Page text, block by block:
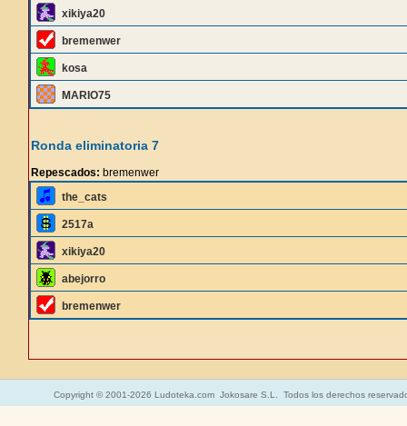
xikiya20
bremenwer
kosa
MARIO75
Ronda eliminatoria 7
Repescados: bremenwer
the_cats
2517a
xikiya20
abejorro
bremenwer
Copyright © 2001-2026 Ludoteka.com Jokosare S.L. Todos los derechos